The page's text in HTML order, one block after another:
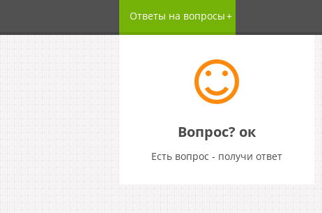
Ответы на вопросы
Вопрос? ок
Есть вопрос - получи ответ